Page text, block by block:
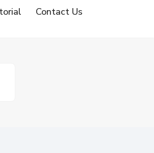
Contact Us